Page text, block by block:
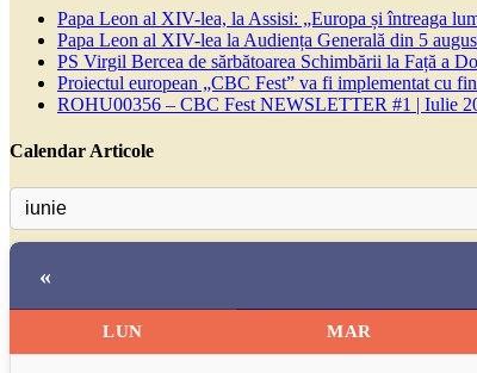
Papa Leon al XIV-lea, la Assisi: „Europa și întreaga
Papa Leon al XIV-lea la Audiența Generală din 5
PS Virgil Bercea de sărbătoarea Schimbării la Față a
Proiectul european „CBC Fest” va fi implementat cu
ROHU00356 – CBC Fest NEWSLETTER #1 | Iulie
Calendar Articole
«
LUN MAR